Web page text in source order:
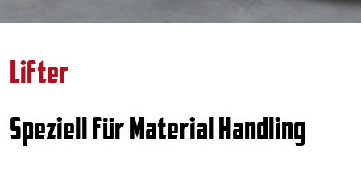
Lifter
Speziell für Material Handling